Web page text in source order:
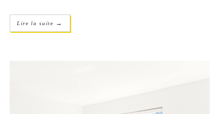
Lire la suite →